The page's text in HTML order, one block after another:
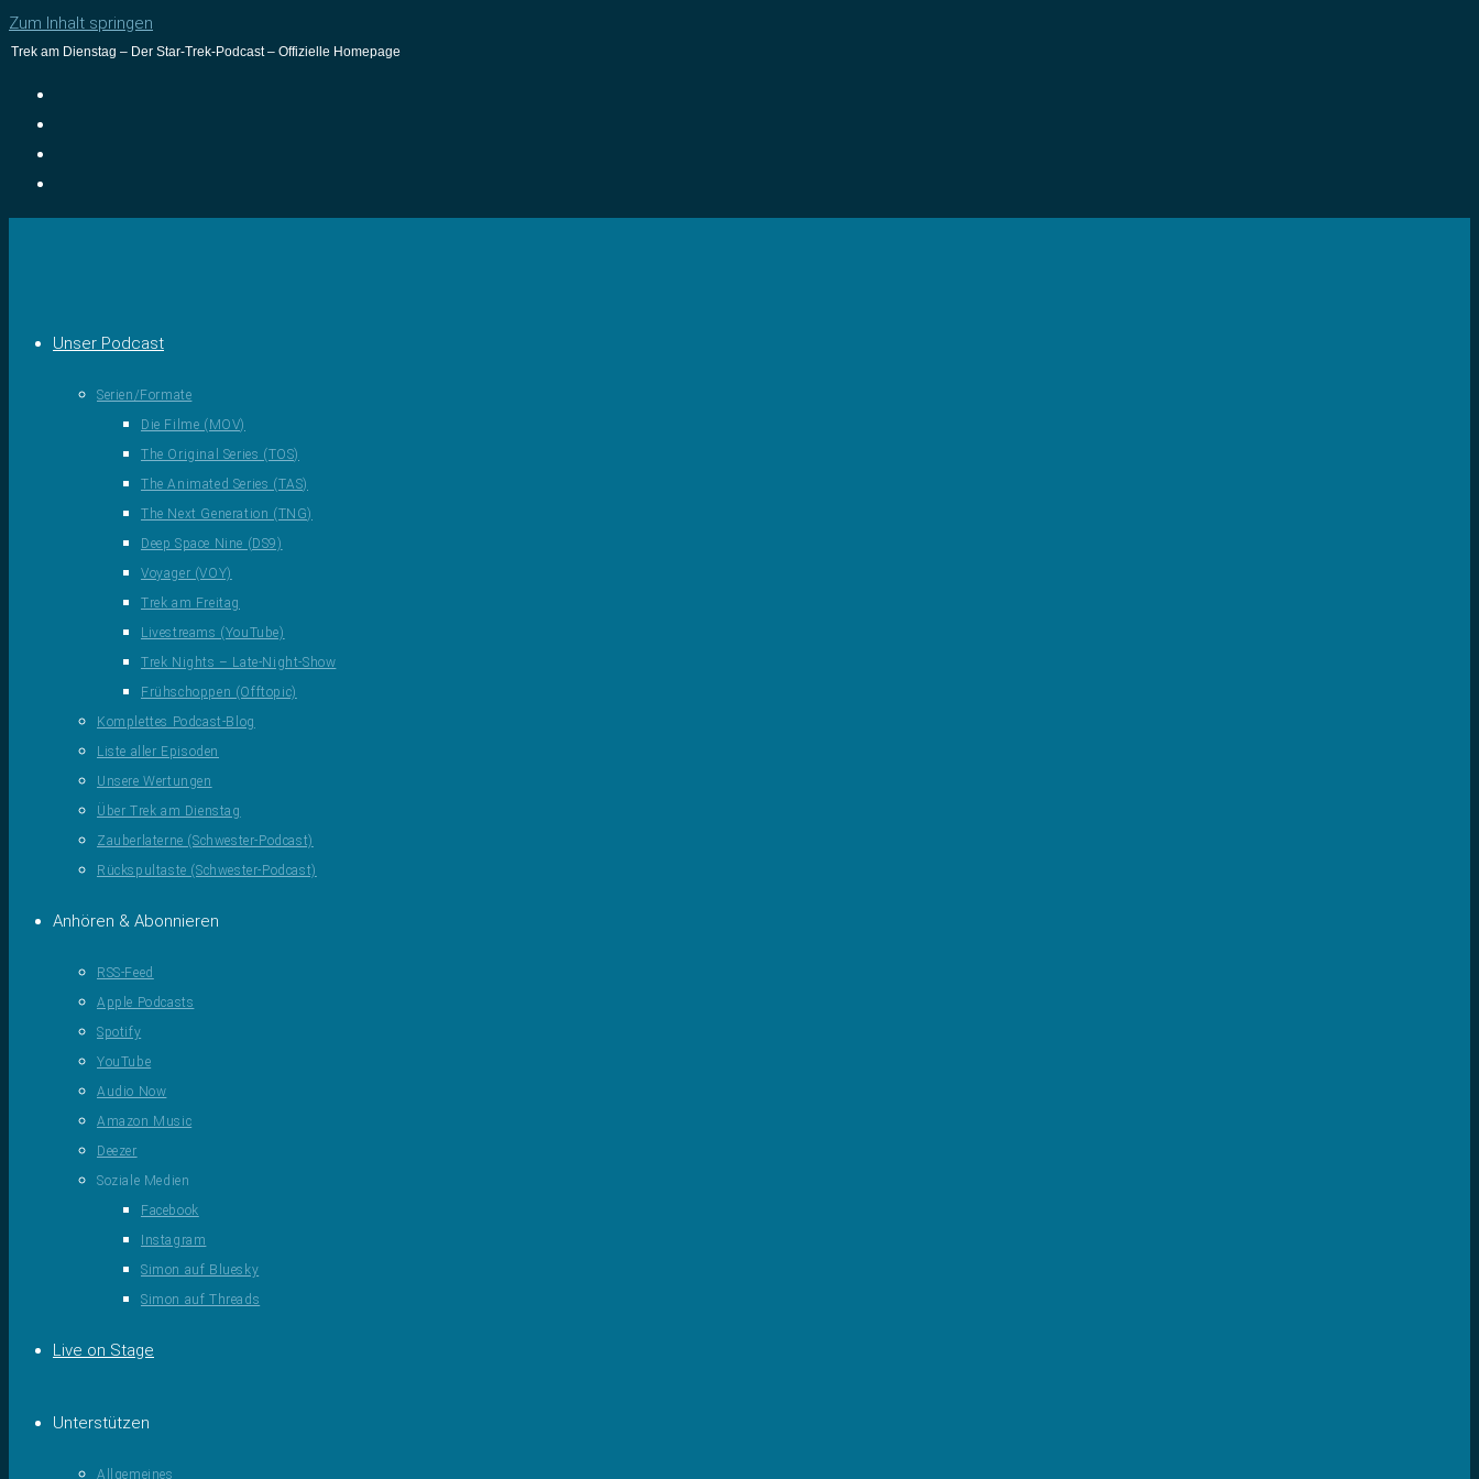
Zum Inhalt springen
Trek am Dienstag – Der Star-Trek-Podcast – Offizielle Homepage
Unser Podcast
Serien/Formate
Die Filme (MOV)
The Original Series (TOS)
The Animated Series (TAS)
The Next Generation (TNG)
Deep Space Nine (DS9)
Voyager (VOY)
Trek am Freitag
Livestreams (YouTube)
Trek Nights – Late-Night-Show
Frühschoppen (Offtopic)
Komplettes Podcast-Blog
Liste aller Episoden
Unsere Wertungen
Über Trek am Dienstag
Zauberlaterne (Schwester-Podcast)
Rückspultaste (Schwester-Podcast)
Anhören & Abonnieren
RSS-Feed
Apple Podcasts
Spotify
YouTube
Audio Now
Amazon Music
Deezer
Soziale Medien
Facebook
Instagram
Simon auf Bluesky
Simon auf Threads
Live on Stage
Unterstützen
Allgemeines